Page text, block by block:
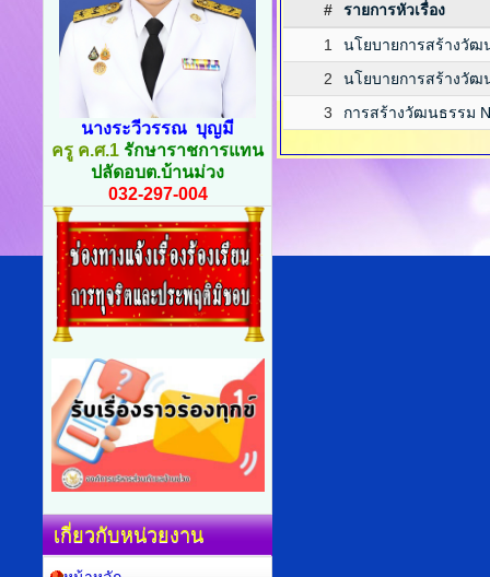
#
รายการหัวเรื่อง
1
นโยบายการสร้างวัฒ
2
นโยบายการสร้างวัฒ
3
การสร้างวัฒนธรรม
นางระวีวรรณ บุญมี
ครู ค.ศ.1 รักษาราชการแทน
ปลัดอบต.บ้านม่วง
032-297-004
เกี่ยวกับหน่วยงาน